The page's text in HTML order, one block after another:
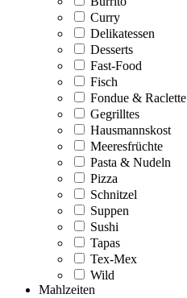
Curry
Delikatessen
Desserts
Fast-Food
Fisch
Fondue & Raclette
Gegrilltes
Hausmannskost
Meeresfrüchte
Pasta & Nudeln
Pizza
Schnitzel
Suppen
Sushi
Tapas
Tex-Mex
Wild
Mahlzeiten